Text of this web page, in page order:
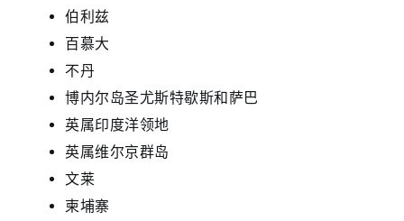
伯利兹
百慕大
不丹
博内尔岛圣尤斯特歇斯和萨巴
英属印度洋领地
英属维尔京群岛
文莱
柬埔寨